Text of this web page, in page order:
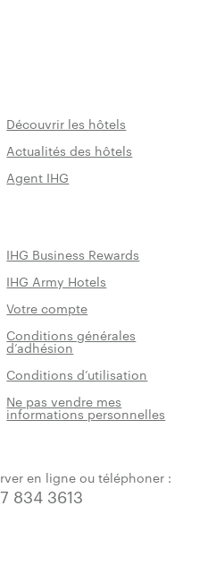
Découvrir les hôtels
Actualités des hôtels
Agent IHG
IHG Business Rewards
IHG Army Hotels
Votre compte
Conditions générales
d’adhésion
Conditions d’utilisation
Ne pas vendre mes
informations personnelles
en ligne ou téléphoner :
834 3613